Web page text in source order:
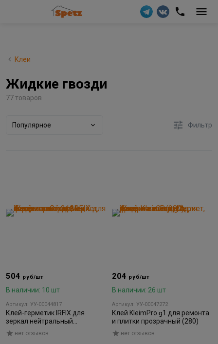
Клеи
Жидкие гвозди
77 товаров
Популярное Фильтр
504 руб/шт
В наличии: 10 шт
Артикул: УУ-00044817
Клей-герметик IRFIX для
зеркал нейтральный
бесцветный 310мл
нет отзывов
204 руб/шт
В наличии: 26 шт
Артикул: УУ-00047272
Клей KleimPro ɡ1 для ремонта
и плитки прозрачный (280)
нет отзывов